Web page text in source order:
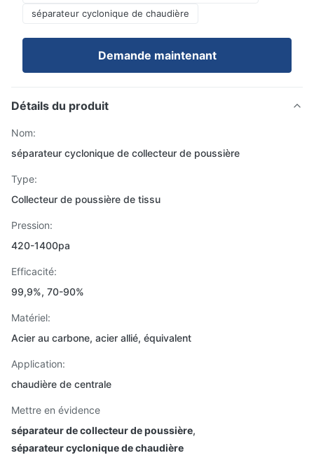
séparateur cyclonique de chaudière
Demande maintenant
Détails du produit
Nom:
séparateur cyclonique de collecteur de poussière
Type:
Collecteur de poussière de tissu
Pression:
420-1400pa
Efficacité:
99,9%, 70-90%
Matériel:
Acier au carbone, acier allié, équivalent
Application:
chaudière de centrale
Mettre en évidence
séparateur de collecteur de poussière,
séparateur cyclonique de chaudière